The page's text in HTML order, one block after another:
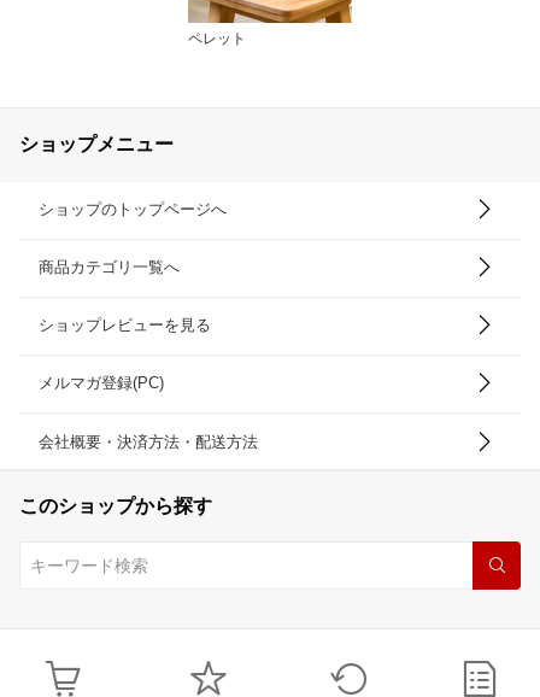
ペレット
ショップメニュー
ショップのトップページへ
商品カテゴリ一覧へ
ショップレビューを見る
メルマガ登録(PC)
会社概要・決済方法・配送方法
このショップから探す